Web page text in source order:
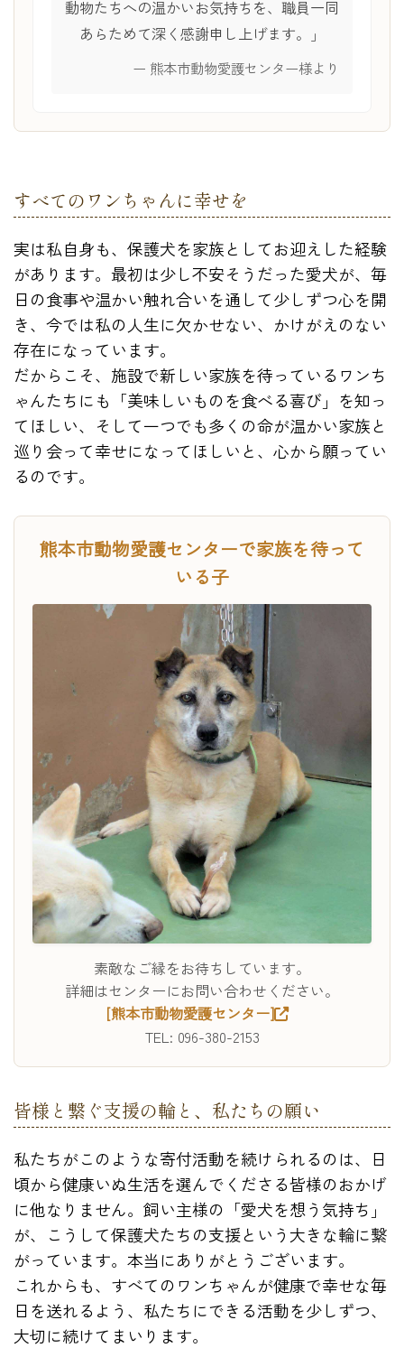
動物たちへの温かいお気持ちを、職員一同
あらためて深く感謝申し上げます。」
ー 熊本市動物愛護センター様より
すべてのワンちゃんに幸せを
実は私自身も、保護犬を家族としてお迎えした経験
があります。最初は少し不安そうだった愛犬が、毎
日の食事や温かい触れ合いを通して少しずつ心を開
き、今では私の人生に欠かせない、かけがえのない
存在になっています。
だからこそ、施設で新しい家族を待っているワンち
ゃんたちにも「美味しいものを食べる喜び」を知っ
てほしい、そして一つでも多くの命が温かい家族と
巡り会って幸せになってほしいと、心から願ってい
るのです。
熊本市動物愛護センターで家族を待って
いる子
素敵なご縁をお待ちしています。
詳細はセンターにお問い合わせください。
[熊本市動物愛護センター]
TEL: 096-380-2153
皆様と繋ぐ支援の輪と、私たちの願い
私たちがこのような寄付活動を続けられるのは、日
頃から健康いぬ生活を選んでくださる皆様のおかげ
に他なりません。飼い主様の「愛犬を想う気持ち」
が、こうして保護犬たちの支援という大きな輪に繋
がっています。本当にありがとうございます。
これからも、すべてのワンちゃんが健康で幸せな毎
日を送れるよう、私たちにできる活動を少しずつ、
大切に続けてまいります。